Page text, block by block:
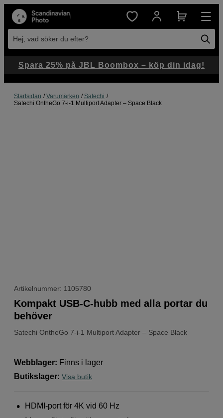
Hej, vad söker du efter?
Startsidan Varumärken
Satechi
Satechi OntheGo 7-i-1 Multiport Adapter – Space Black
Artikelnummer: 1105780
Satechi OntheGo 7-i-1 Multiport Adapter – Space Black
Kompakt USB-C-hubb med alla portar du
behöver
Webblager: Finns i lager
Butikslager: Visa butik
HDMI-port för 4K vid 60 Hz
Spara 25% på JBL Boombox – köp din idag!